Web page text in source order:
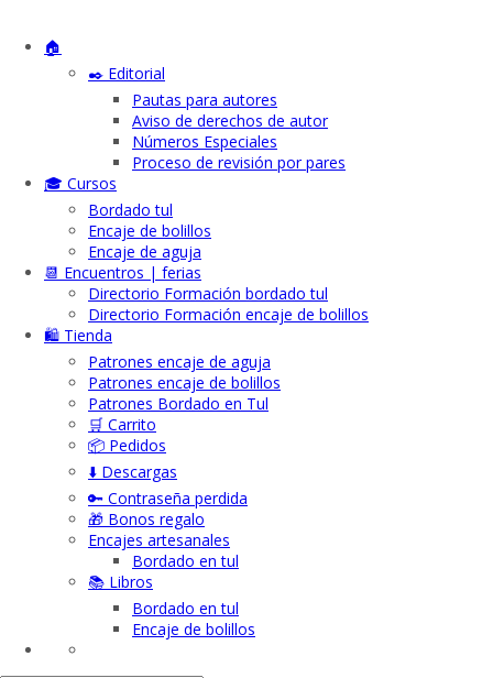
🏠
✒️ Editorial
Pautas para autores
Aviso de derechos de autor
Números Especiales
Proceso de revisión por pares
🎓 Cursos
Bordado tul
Encaje de bolillos
Encaje de aguja
📆 Encuentros | ferias
Directorio Formación bordado tul
Directorio Formación encaje de bolillos
🛍️ Tienda
Patrones encaje de aguja
Patrones encaje de bolillos
Patrones Bordado en Tul
🛒 Carrito
📦 Pedidos
⬇️ Descargas
🔑 Contraseña perdida
🎁 Bonos regalo
Encajes artesanales
Bordado en tul
📚 Libros
Bordado en tul
Encaje de bolillos